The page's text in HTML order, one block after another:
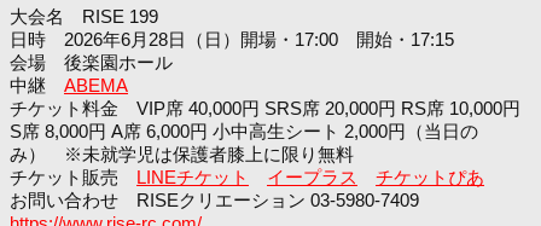
大会名 RISE 199
日時 2026年6月28日（日）開場・17:00 開始・17:15
会場 後楽園ホール
中継 ABEMA
チケット料金 VIP席 40,000円 SRS席 20,000円 RS席 10,000円
S席 8,000円 A席 6,000円 小中高生シート 2,000円（当日の
み） ※未就学児は保護者膝上に限り無料
チケット販売 LINEチケット イープラス
チケットぴあ
お問い合わせ RISEクリエーション 03-5980-7409